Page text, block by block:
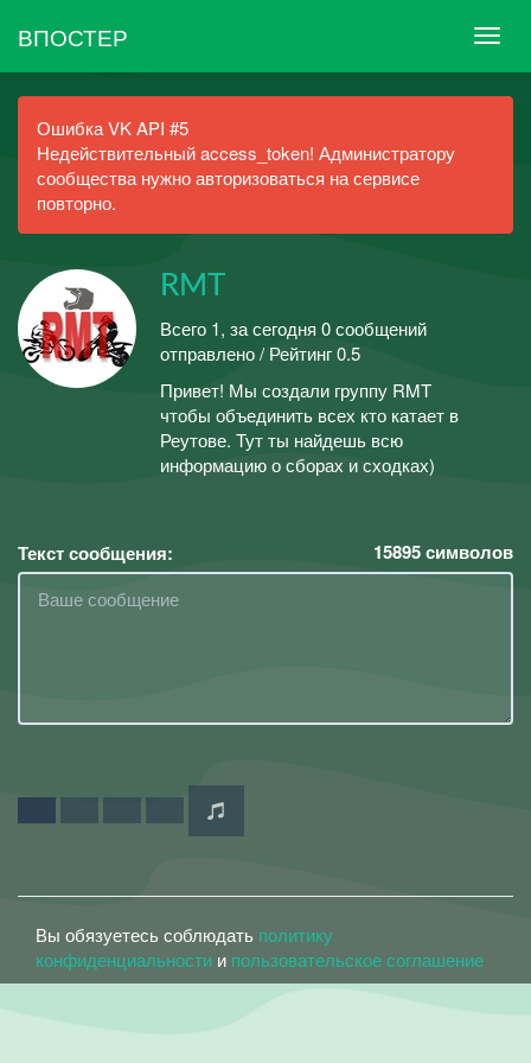
ВПОСТЕР
Ошибка VK API #5
Недействительный access_token! Администратору
сообщества нужно авторизоваться на сервисе
повторно.
RMT
Всего 1, за сегодня 0 сообщений
отправлено / Рейтинг 0.5
Привет! Мы создали группу RMT
чтобы объединить всех кто катает в
Реутове. Тут ты найдешь всю
информацию о сборах и сходках)
Текст сообщения: 15895символов
Вы обязуетесь соблюдать политику
конфиденциальности и пользовательское соглашение